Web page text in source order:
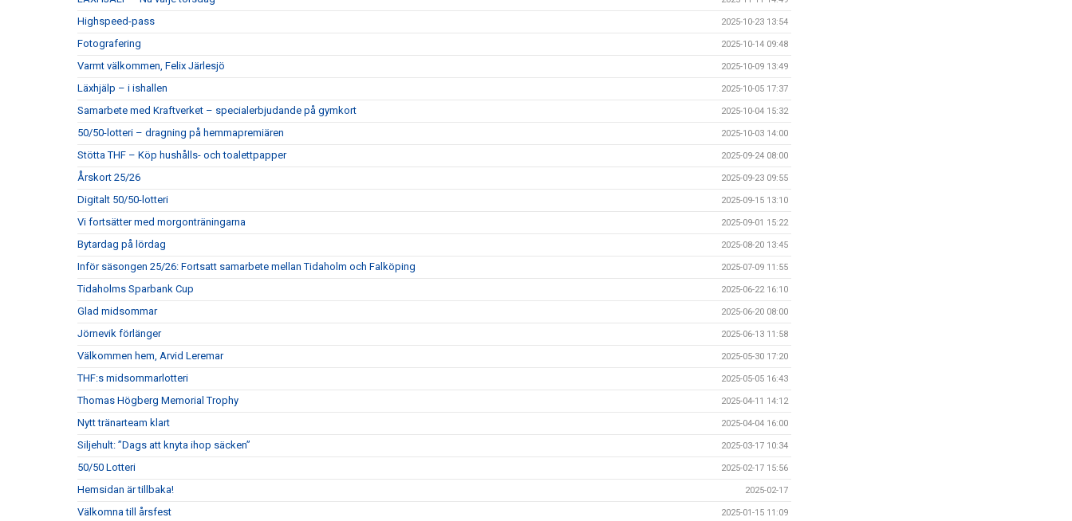
Highspeed-pass 2025-10-23 13:54
Fotografering 2025-10-14 09:48
Varmt välkommen, Felix Järlesjö 2025-10-09 13:49
Läxhjälp – i ishallen 2025-10-05 17:37
Samarbete med Kraftverket – specialerbjudande på gymkort 2025-10-04 15:32
50/50-lotteri – dragning på hemmapremiären 2025-10-03 14:00
Stötta THF – Köp hushålls- och toalettpapper 2025-09-24 08:00
Årskort 25/26 2025-09-23 09:55
Digitalt 50/50-lotteri 2025-09-15 13:10
Vi fortsätter med morgonträningarna 2025-09-01 15:22
Bytardag på lördag 2025-08-20 13:45
Inför säsongen 25/26: Fortsatt samarbete mellan Tidaholm och Falköping 2025-07-09 11:55
Tidaholms Sparbank Cup 2025-06-22 16:10
Glad midsommar 2025-06-20 08:00
Jörnevik förlänger 2025-06-13 11:58
Välkommen hem, Arvid Leremar 2025-05-30 17:20
THF:s midsommarlotteri 2025-05-05 16:43
Thomas Högberg Memorial Trophy 2025-04-11 14:12
Nytt tränarteam klart 2025-04-04 16:00
Siljehult: ”Dags att knyta ihop säcken” 2025-03-17 10:34
50/50 Lotteri 2025-02-17 15:56
Hemsidan är tillbaka! 2025-02-17
Välkomna till årsfest 2025-01-15 11:09